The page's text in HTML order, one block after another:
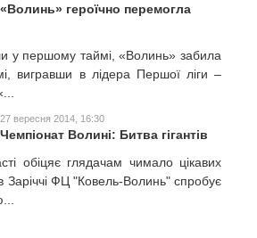
«Волинь» героїчно перемогла
у першому таймі, «Волинь» забила
вигравши в лідера Першої ліги –
27 вересня 2014, 16:30
Чемпіонат Волині: Битва гігантів
обіцяє глядачам чимало цікавих
Заріччі ФЦ "Ковель-Волинь" спробує